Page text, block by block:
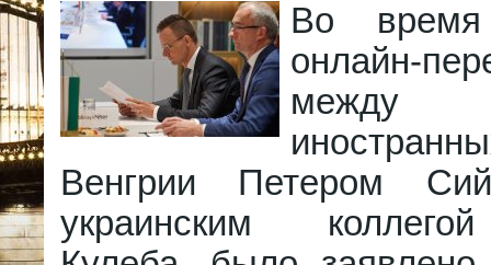
Во время
онлайн-
между
Венгрии Петером
украинским